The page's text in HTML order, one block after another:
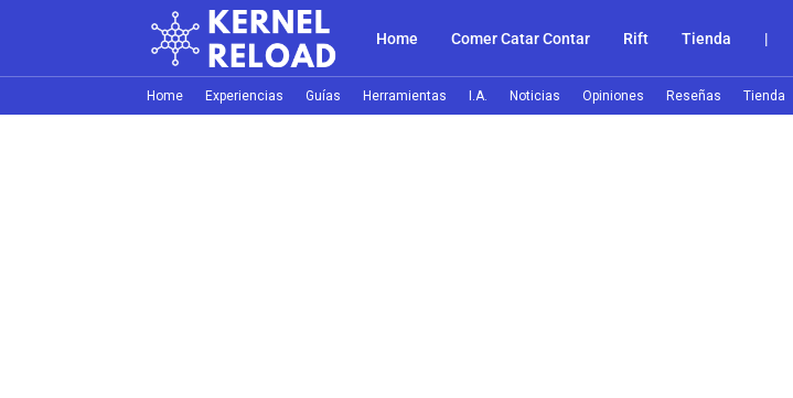
Home Comer Catar Contar Rift Tienda |
Home Experiencias Guías Herramientas I.A. Noticias Opiniones Reseñas Tienda